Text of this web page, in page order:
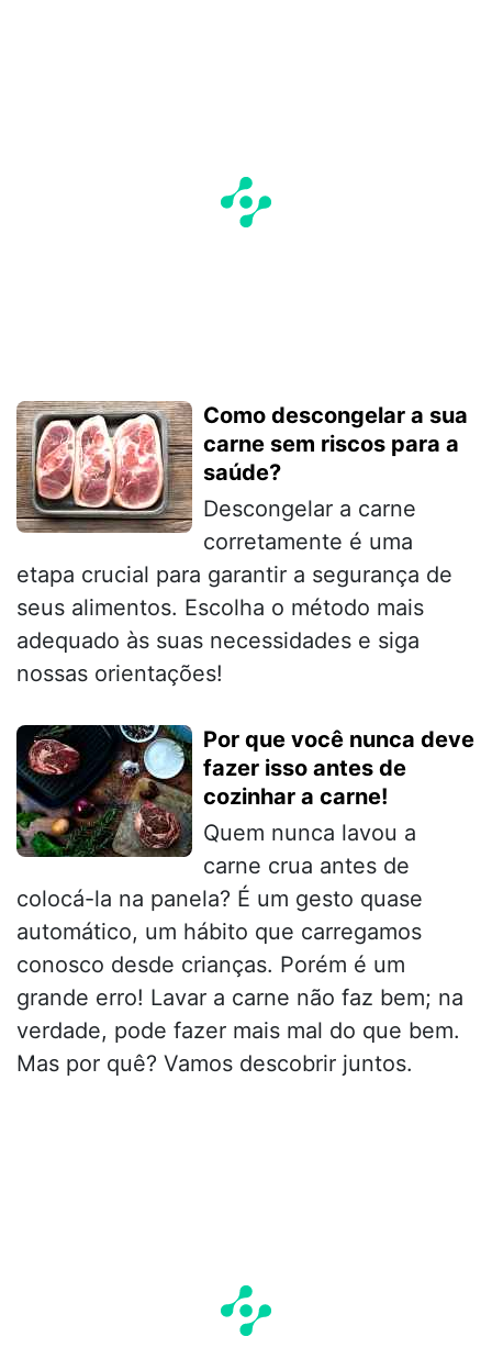
Como descongelar a sua
carne sem riscos para a
saúde?
Descongelar a carne
corretamente é uma
etapa crucial para garantir a segurança de
seus alimentos. Escolha o método mais
adequado às suas necessidades e siga
nossas orientações!
Por que você nunca deve
fazer isso antes de
cozinhar a carne!
Quem nunca lavou a
carne crua antes de
colocá-la na panela? É um gesto quase
automático, um hábito que carregamos
conosco desde crianças. Porém é um
grande erro! Lavar a carne não faz bem; na
verdade, pode fazer mais mal do que bem.
Mas por quê? Vamos descobrir juntos.